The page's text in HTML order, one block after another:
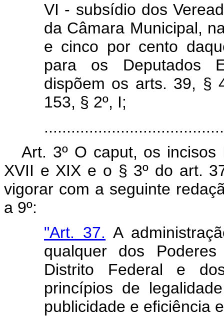
VI - subsídio dos
da Câmara Municipal,
e cinco por cento
para os Deputados
dispõem os arts. 39, §
153, § 2º, I;
Art. 3º O caput, os
XVII e XIX e o § 3º do art.
vigorar com a seguinte
a 9º:
"Art. 37. A
qualquer dos
Distrito Federal e
princípios de
publicidade e eficiência